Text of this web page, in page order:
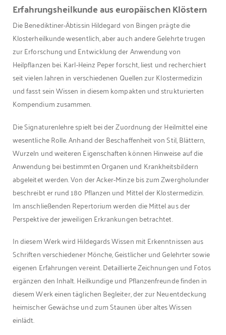
Erfahrungsheilkunde aus europäischen Klöstern
Die Benediktiner-Äbtissin Hildegard von Bingen prägte die
Klosterheilkunde wesentlich, aber auch andere Gelehrte trugen
zur Erforschung und Entwicklung der Anwendung von
Heilpflanzen bei. Karl-Heinz Peper forscht, liest und recherchiert
seit vielen Jahren in verschiedenen Quellen zur Klostermedizin
und fasst sein Wissen in diesem kompakten und strukturierten
Kompendium zusammen.
Die Signaturenlehre spielt bei der Zuordnung der Heilmittel eine
wesentliche Rolle. Anhand der Beschaffenheit von Stil, Blättern,
Wurzeln und weiteren Eigenschaften können Hinweise auf die
Anwendung bei bestimmten Organen und Krankheitsbildern
abgeleitet werden. Von der Acker-Minze bis zum Zwergholunder
beschreibt er rund 180 Pflanzen und Mittel der Klostermedizin.
Im anschließenden Repertorium werden die Mittel aus der
Perspektive der jeweiligen Erkrankungen betrachtet.
In diesem Werk wird Hildegards Wissen mit Erkenntnissen aus
Schriften verschiedener Mönche, Geistlicher und Gelehrter sowie
eigenen Erfahrungen vereint. Detaillierte Zeichnungen und Fotos
ergänzen den Inhalt. Heilkundige und Pflanzenfreunde finden in
diesem Werk einen täglichen Begleiter, der zur Neuentdeckung
heimischer Gewächse und zum Staunen über altes Wissen
einlädt.